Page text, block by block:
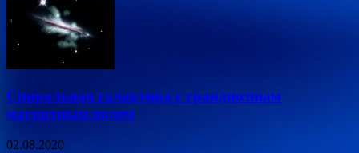
Спиральная галактика с грандиозным
магнитным полем
02.08.2020